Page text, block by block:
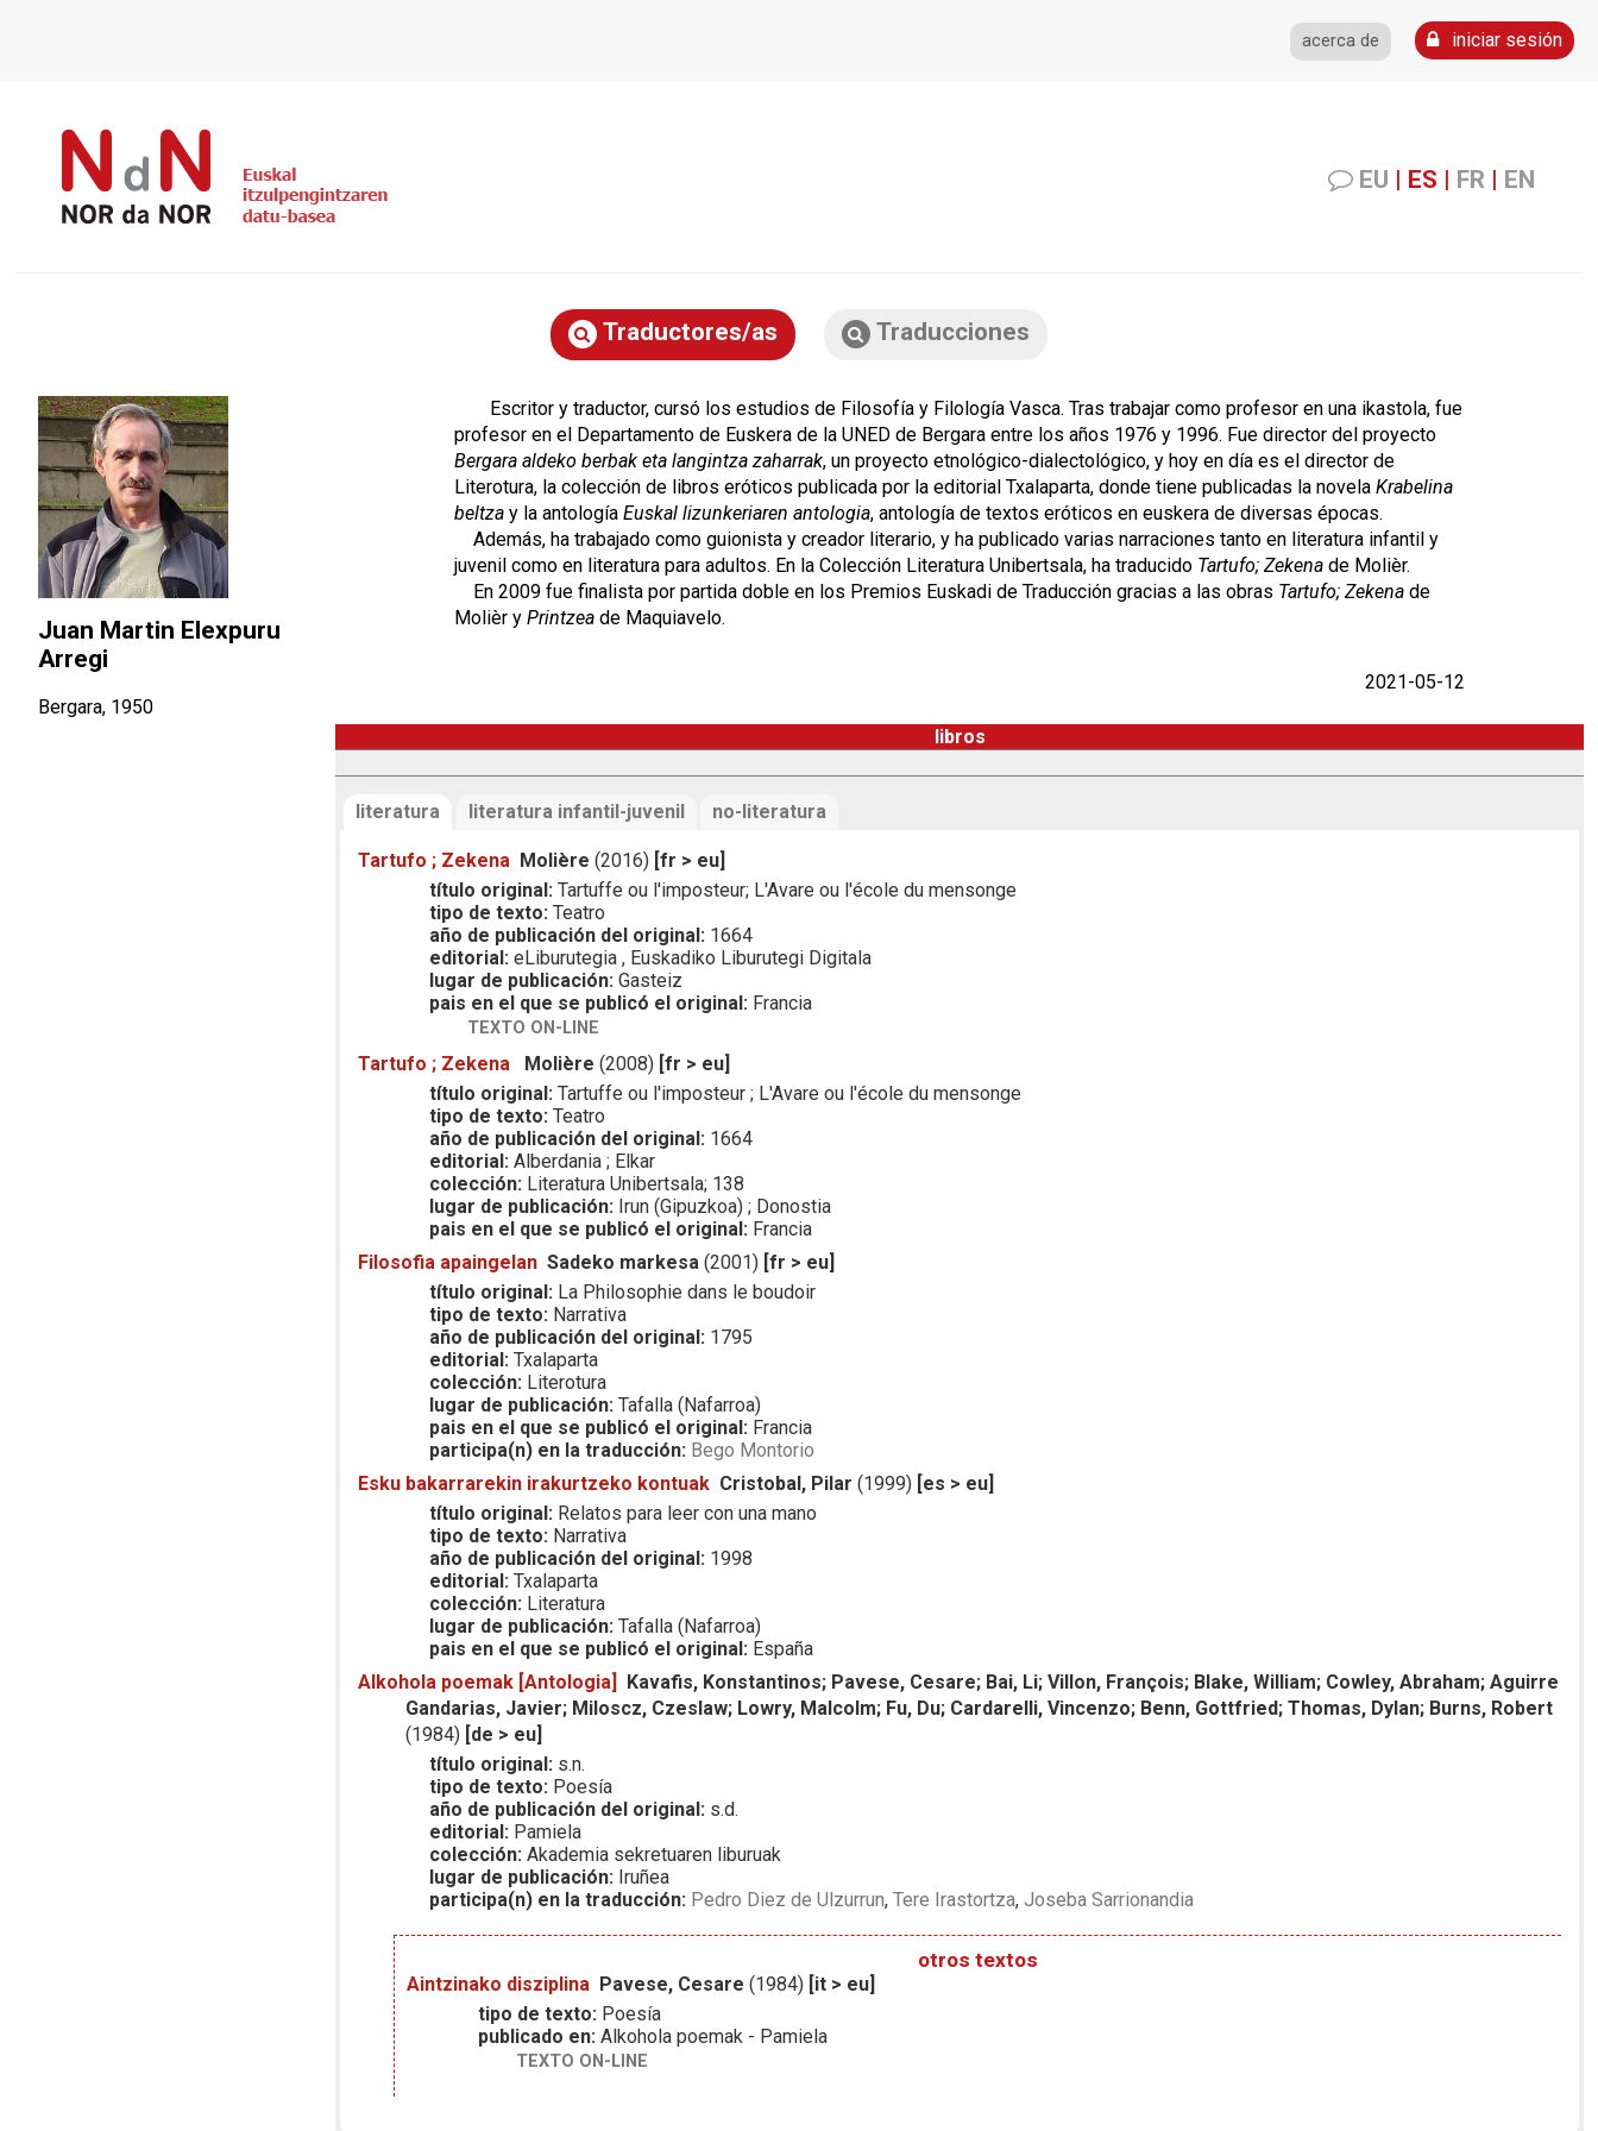
acerca de iniciar sesión
EU | ES | FR | EN
Traductores/as Traducciones
Juan Martin Elexpuru
Arregi
Bergara, 1950
Escritor y traductor, cursó los estudios de Filosofía y Filología Vasca. Tras trabajar como profesor en una ikastola, fue
profesor en el Departamento de Euskera de la UNED de Bergara entre los años 1976 y 1996. Fue director del proyecto
Bergara aldeko berbak eta langintza zaharrak, un proyecto etnológico-dialectológico, y hoy en día es el director de
Literotura, la colección de libros eróticos publicada por la editorial Txalaparta, donde tiene publicadas la novela Krabelina
beltza y la antología Euskal lizunkeriaren antologia, antología de textos eróticos en euskera de diversas épocas.
Además, ha trabajado como guionista y creador literario, y ha publicado varias narraciones tanto en literatura infantil y
juvenil como en literatura para adultos. En la Colección Literatura Unibertsala, ha traducido Tartufo; Zekena de Molièr.
En 2009 fue finalista por partida doble en los Premios Euskadi de Traducción gracias a las obras Tartufo; Zekena de
Molièr y Printzea de Maquiavelo.
2021-05-12
libros
literatura literatura infantil-juvenil no-literatura
Tartufo ; Zekena Molière (2016) [fr > eu]
título original: Tartuffe ou l'imposteur; L'Avare ou l'école du mensonge
tipo de texto: Teatro
año de publicación del original: 1664
editorial: eLiburutegia , Euskadiko Liburutegi Digitala
lugar de publicación: Gasteiz
pais en el que se publicó el original: Francia
TEXTO ON-LINE
Tartufo ; Zekena Molière (2008) [fr > eu]
título original: Tartuffe ou l'imposteur ; L'Avare ou l'école du mensonge
tipo de texto: Teatro
año de publicación del original: 1664
editorial: Alberdania ; Elkar
colección: Literatura Unibertsala; 138
lugar de publicación: Irun (Gipuzkoa) ; Donostia
pais en el que se publicó el original: Francia
Filosofia apaingelan Sadeko markesa (2001) [fr > eu]
título original: La Philosophie dans le boudoir
tipo de texto: Narrativa
año de publicación del original: 1795
editorial: Txalaparta
colección: Literotura
lugar de publicación: Tafalla (Nafarroa)
pais en el que se publicó el original: Francia
participa(n) en la traducción: Bego Montorio
Esku bakarrarekin irakurtzeko kontuak Cristobal, Pilar (1999) [es > eu]
título original: Relatos para leer con una mano
tipo de texto: Narrativa
año de publicación del original: 1998
editorial: Txalaparta
colección: Literatura
lugar de publicación: Tafalla (Nafarroa)
pais en el que se publicó el original: España
Alkohola poemak [Antologia]
Kavafis, Konstantinos; Pavese, Cesare; Bai, Li; Villon, François; Blake, William; Cowley, Abraham; Aguirre
Gandarias, Javier; Miloscz, Czeslaw; Lowry, Malcolm; Fu, Du; Cardarelli, Vincenzo; Benn, Gottfried; Thomas, Dylan; Burns, Robert
(1984) [de > eu]
título original: s.n.
tipo de texto: Poesía
año de publicación del original: s.d.
editorial: Pamiela
colección: Akademia sekretuaren liburuak
lugar de publicación: Iruñea
participa(n) en la traducción: Pedro Diez de Ulzurrun,Tere Irastortza,Joseba Sarrionandia
otros textos
Aintzinako disziplina Pavese, Cesare (1984) [it > eu]
tipo de texto: Poesía
publicado en: Alkohola poemak - Pamiela
TEXTO ON-LINE